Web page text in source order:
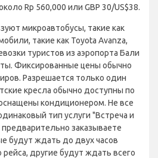
Rp 560,000 или GBP 30/US$38.
микроавтобусы, такие как
такие как Toyota Avanza,
туристов из аэропорта Бали
Фиксированные цены обычно
Разрешается только один
кресла обычно доступны по
кондиционером. Не все
тип услуги "Встреча и
заказываете
будут ждать до двух часов
другие будут ждать всего